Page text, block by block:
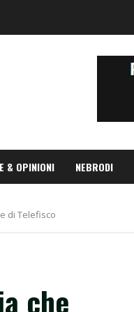
& OPINIONI NEBRODI
di Telefisco
che